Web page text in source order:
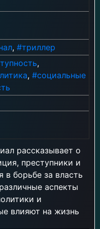
, #триллер
,
, #социальные
рассказывает о
преступники и
в борьбе за власть
аспекты
и
влияют на жизнь